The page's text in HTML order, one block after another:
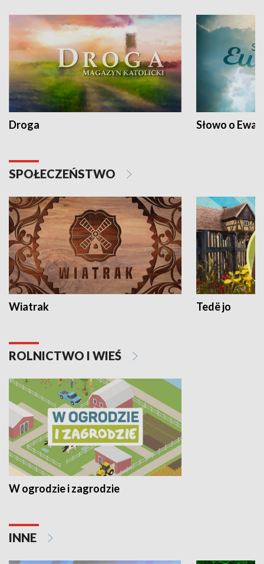
Droga Słowo o
SPOŁECZEŃSTWO
Wiatrak Tedë jo
ROLNICTWO I WIEŚ
W ogrodzie i zagrodzie
INNE